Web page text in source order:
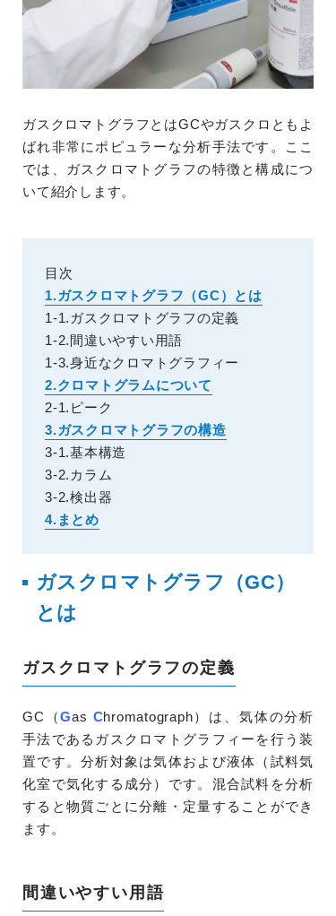
ガスクロマトグラフとはGCやガスクロともよ
ばれ非常にポピュラーな分析手法です。ここ
では、ガスクロマトグラフの特徴と構成につ
いて紹介します。
目次
1.ガスクロマトグラフ（GC）とは
1-1.ガスクロマトグラフの定義
1-2.間違いやすい用語
1-3.身近なクロマトグラフィー
2.クロマトグラムについて
2-1.ピーク
3.ガスクロマトグラフの構造
3-1.基本構造
3-2.カラム
3-2.検出器
4.まとめ
ガスクロマトグラフ（GC）
とは
ガスクロマトグラフの定義
GC（Gas Chromatograph）は、気体の分析
手法であるガスクロマトグラフィーを行う装
置です。分析対象は気体および液体（試料気
化室で気化する成分）です。混合試料を分析
すると物質ごとに分離・定量することができ
ます。
間違いやすい用語